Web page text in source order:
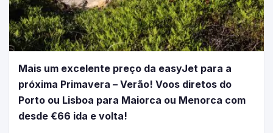
Mais um excelente preço da easyJet para a
próxima Primavera – Verão! Voos diretos do
Porto ou Lisboa para Maiorca ou Menorca com
desde €66 ida e volta!